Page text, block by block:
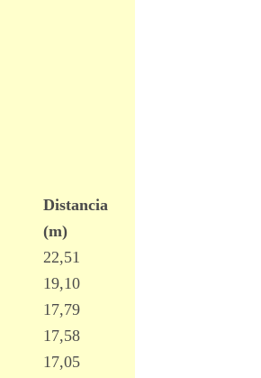
Distancia
(m)
22,51
19,10
17,79
17,58
17,05